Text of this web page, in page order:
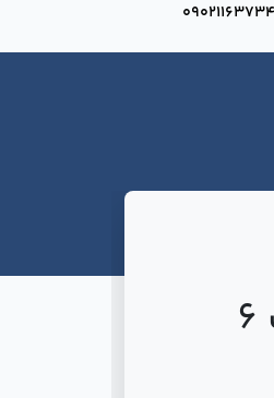
09021163734
(مخصوص بخار) فاراب 6